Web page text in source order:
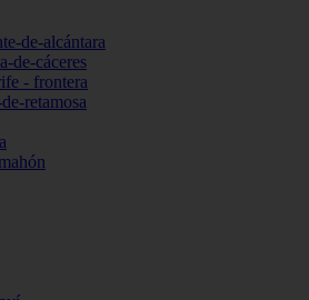
de-alcántara
de-cáceres
- frontera
retamosa